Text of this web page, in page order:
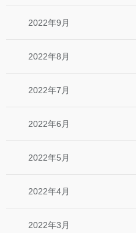
2022年9月
2022年8月
2022年7月
2022年6月
2022年5月
2022年4月
2022年3月